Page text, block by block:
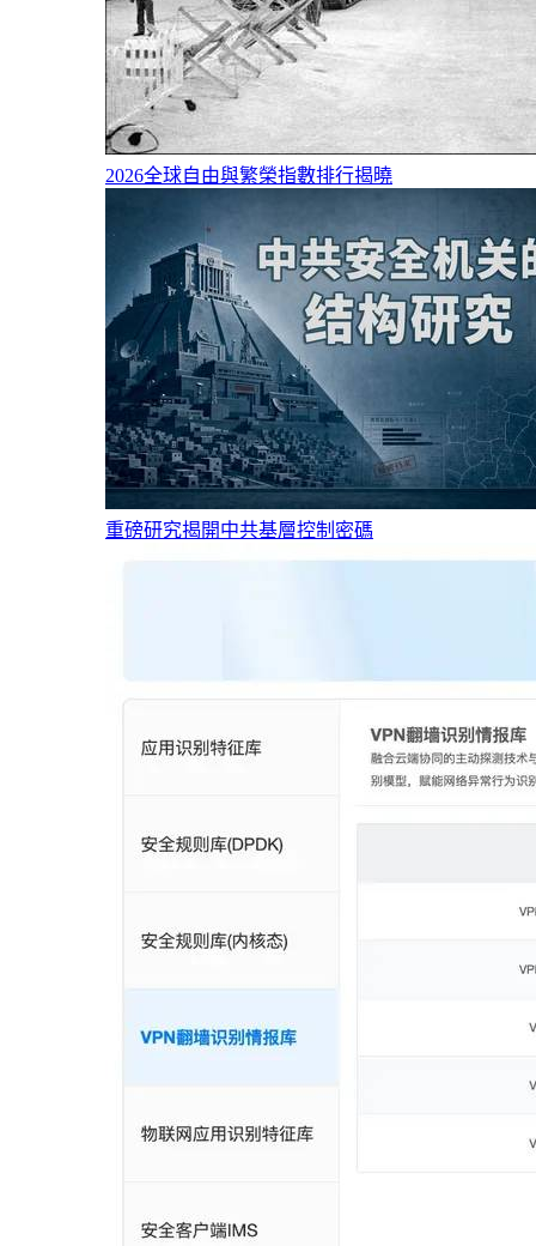
2026全球自由與繁榮指數排行揭曉
重磅研究揭開中共基層控制密碼